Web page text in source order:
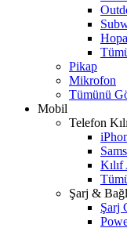
Pikap
Mikrofon
Tümünü
Mobil
Telefon
Kılıf
Şarj &
Şarj